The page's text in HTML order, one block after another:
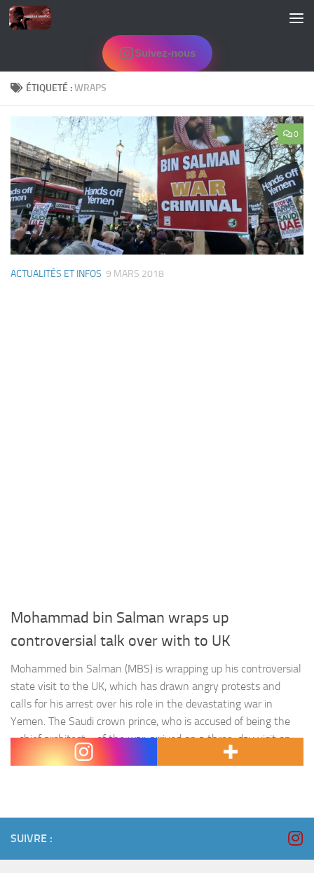
Skip to content
Suivez-nous
ÉTIQUETÉ :WRAPS
0
ACTUALITÉS ET INFOS 9 MARS 2018
Mohammad bin Salman wraps up
controversial talk over with to UK
Mohammed bin Salman (MBS) is wrapping up his controversial
state visit to the UK, which has drawn angry protests and
calls for his arrest over his role in the devastating war in
Yemen. The Saudi crown prince, who is accused of being the
« chief architect » of the war, arrived on a three-day visit on
Wednesday, with the ruling Conservative…
SUIVRE :